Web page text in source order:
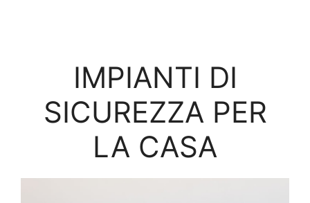
IMPIANTI DI
SICUREZZA PER
LA CASA